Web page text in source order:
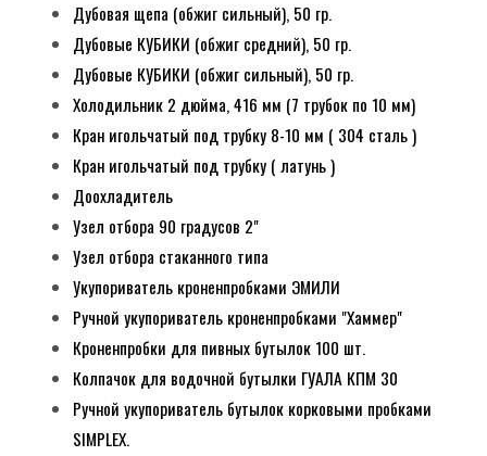
Дубовая щепа (обжиг сильный), 50 гр.
Дубовые КУБИКИ (обжиг средний), 50 гр.
Дубовые КУБИКИ (обжиг сильный), 50 гр.
Холодильник 2 дюйма, 416 мм (7 трубок по 10 мм)
Кран игольчатый под трубку 8-10 мм ( 304 сталь )
Кран игольчатый под трубку ( латунь )
Доохладитель
Узел отбора 90 градусов 2"
Узел отбора стаканного типа
Укупориватель кроненпробками ЭМИЛИ
Ручной укупориватель кроненпробками "Хаммер"
Кроненпробки для пивных бутылок 100 шт.
Колпачок для водочной бутылки ГУАЛА КПМ 30
Ручной укупориватель бутылок корковыми пробками
SIMPLEX.